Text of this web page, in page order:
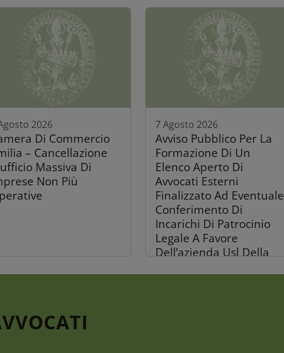
2026
Di Commercio
– Cancellazione
Massiva Di
Non Più
7 Agosto 2026
Avviso Pubblico Per La
Formazione Di Un
Elenco Aperto Di
Avvocati Esterni
Finalizzato Ad Eventuale
Conferimento Di
Incarichi Di Patrocinio
Legale A Favore
Dell’azienda Usl Della